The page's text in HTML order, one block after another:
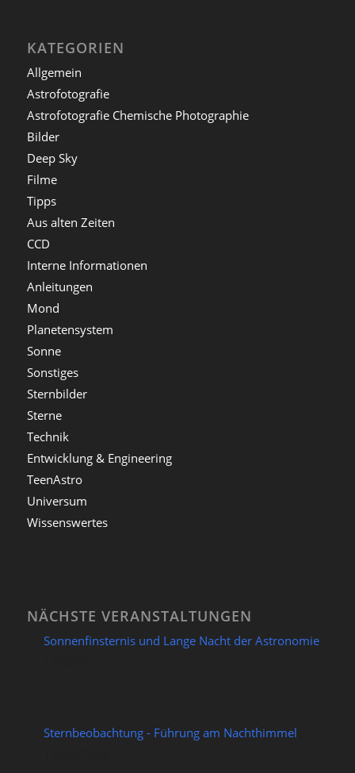
KATEGORIEN
Allgemein
Astrofotografie
Astrofotografie Chemische Photographie
Bilder
Deep Sky
Filme
Tipps
Aus alten Zeiten
CCD
Interne Informationen
Anleitungen
Mond
Planetensystem
Sonne
Sonstiges
Sternbilder
Sterne
Technik
Entwicklung & Engineering
TeenAstro
Universum
Wissenswertes
NÄCHSTE VERANSTALTUNGEN
Sonnenfinsternis und Lange Nacht der Astronomie
Sternbeobachtung - Führung am Nachthimmel